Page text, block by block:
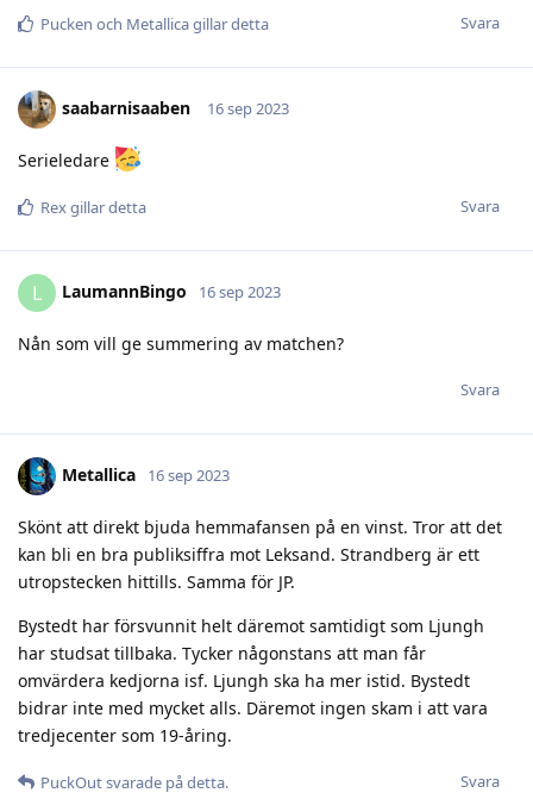
Svara
Pucken och Metallicagillar detta
saabarnisaaben 16 sep 2023
Serieledare
Svara
Rexgillar detta
L LaumannBingo 16 sep 2023
Nån som vill ge summering av matchen?
Svara
Metallica 16 sep 2023
Skönt att direkt bjuda hemmafansen på en vinst. Tror att det
kan bli en bra publiksiffra mot Leksand. Strandberg är ett
utropstecken hittills. Samma för JP.
Bystedt har försvunnit helt däremot samtidigt som Ljungh
har studsat tillbaka. Tycker någonstans att man får
omvärdera kedjorna isf. Ljungh ska ha mer istid. Bystedt
bidrar inte med mycket alls. Däremot ingen skam i att vara
tredjecenter som 19-åring.
Svara
PuckOutsvarade på detta.